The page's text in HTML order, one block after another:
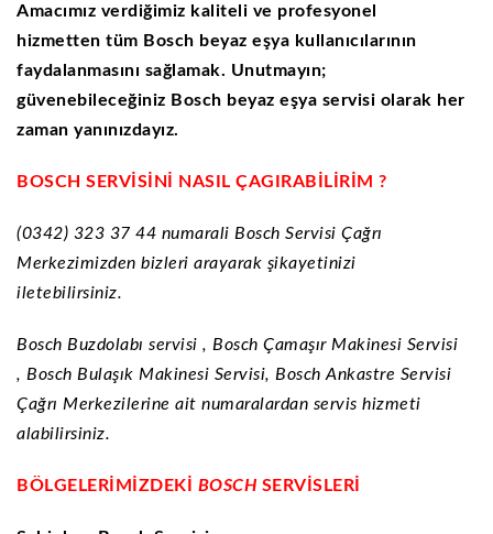
Amacımız verdiğimiz kaliteli ve profesyonel
hizmetten tüm Bosch beyaz eşya kullanıcılarının
faydalanmasını sağlamak. Unutmayın;
güvenebileceğiniz Bosch beyaz eşya servisi olarak her
zaman yanınızdayız.
BOSCH SERVİSİNİ NASIL ÇAGIRABİLİRİM ?
(0342) 323 37 44 numarali Bosch Servisi Çağrı
Merkezimizden bizleri arayarak şikayetinizi
iletebilirsiniz.
Bosch Buzdolabı servisi , Bosch Çamaşır Makinesi Servisi
, Bosch Bulaşık Makinesi Servisi, Bosch Ankastre Servisi
Çağrı Merkezilerine ait numaralardan servis hizmeti
alabilirsiniz.
BÖLGELERİMİZDEKİ BOSCH SERVİSLERİ